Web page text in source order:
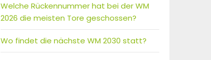
Welche Rückennummer hat bei der WM
2026 die meisten Tore geschossen?
Wo findet die nächste WM 2030 statt?